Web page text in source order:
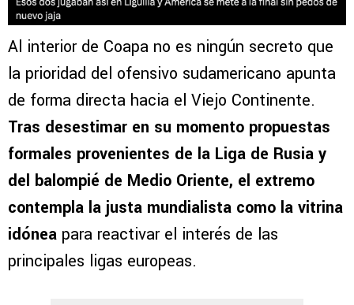
Al interior de Coapa no es ningún secreto que
la prioridad del ofensivo sudamericano apunta
de forma directa hacia el Viejo Continente.
Tras desestimar en su momento propuestas
formales provenientes de la Liga de Rusia y
del balompié de Medio Oriente, el extremo
contempla la justa mundialista como la vitrina
idónea para reactivar el interés de las
principales ligas europeas.